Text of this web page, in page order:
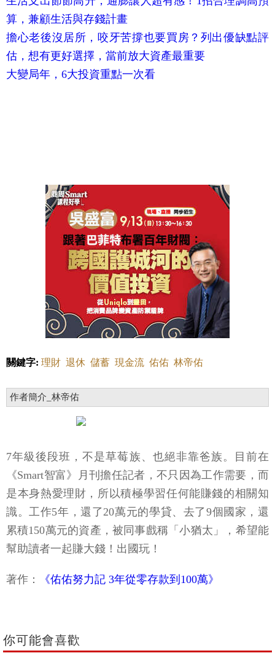
算，兼顧生活與存錢計畫
擔心老後沒居所，咬牙苦撐也要買房？列出優缺點評
估，想有更好選擇，當前放大資產最重要
大變局年，6大投資重點一次看
關鍵字: 理財 退休 儲蓄 現金流 佑佑 林帝佑
作者簡介_林帝佑
7年級後段班，不是草莓族、也絕非靠爸族。目前在
《Smart智富》月刊擔任記者，不只因為工作需要，而
是本身熱愛理財，所以積極學習任何能賺錢的相關知
識。工作5年，還了20萬元的學貸、去了9個國家，還
累積150萬元的資產，被同事戲稱「小猶太」，希望能
幫助讀者一起賺大錢！出國玩！
著作： 《佑佑努力記 3年從零存款到100萬》
你可能會喜歡